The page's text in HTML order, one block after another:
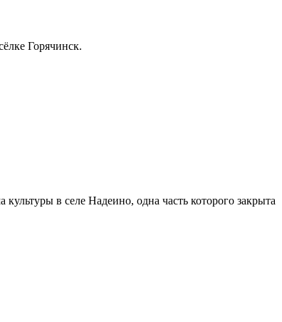
Горячинск.
в селе Надеино, одна часть которого закрыта